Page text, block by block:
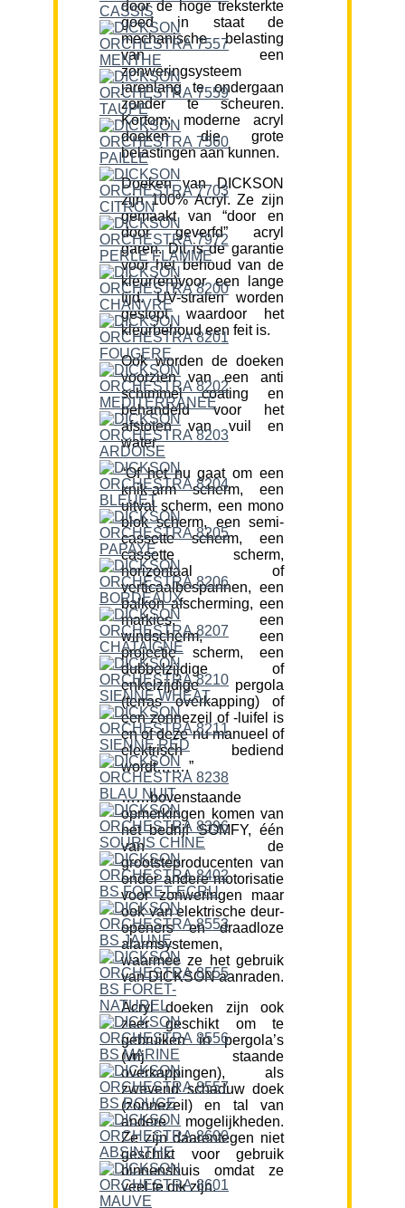
door de hoge treksterkte
goed in staat de
mechanische belasting
van een
zonweringsysteem
jarenlang te ondergaan
zonder te scheuren.
Kortom; moderne acryl
doeken die grote
belastingen aan kunnen.
Doeken van DICKSON
zijn 100% Acryl. Ze zijn
gemaakt van “door en
door geverfd” acryl
garen. Dit is de garantie
voor het behoud van de
kleur(en)voor een lange
tijd. UV-stralen worden
gestopt waardoor het
kleurbehoud een feit is.
Ook worden de doeken
voorzien van een anti
schimmel coating en
behandeld voor het
afstoten van vuil en
water.
“Of het nu gaat om een
knik-arm scherm, een
uitval scherm, een mono
blok scherm, een semi-
cassette scherm, een
cassette scherm,
horizontaal of
verticaalbespannen, een
balkon afscherming, een
markies, een
windscherm, een
projectie scherm, een
dubbelzijdige of
enkelzijdige pergola
(terras overkapping) of
een zonnezeil of -luifel is
en of deze nu manueel of
elektrisch bediend
wordt…….”
……bovenstaande
opmerkingen komen van
het bedrijf SOMFY, één
van de
grootsteproducenten van
onder andere motorisatie
voor zonweringen maar
ook van elektrische deur-
openers en draadloze
alarmsystemen,
waarmee ze het gebruik
van DICKSON aanraden.
Acryl doeken zijn ook
zeer geschikt om te
gebruiken in pergola’s
(vrij staande
overkappingen), als
zwevend schaduw doek
(zonnezeil) en tal van
andere mogelijkheden.
Ze zijn daarentegen niet
geschikt voor gebruik
binnenshuis omdat ze
veel te dik zijn.